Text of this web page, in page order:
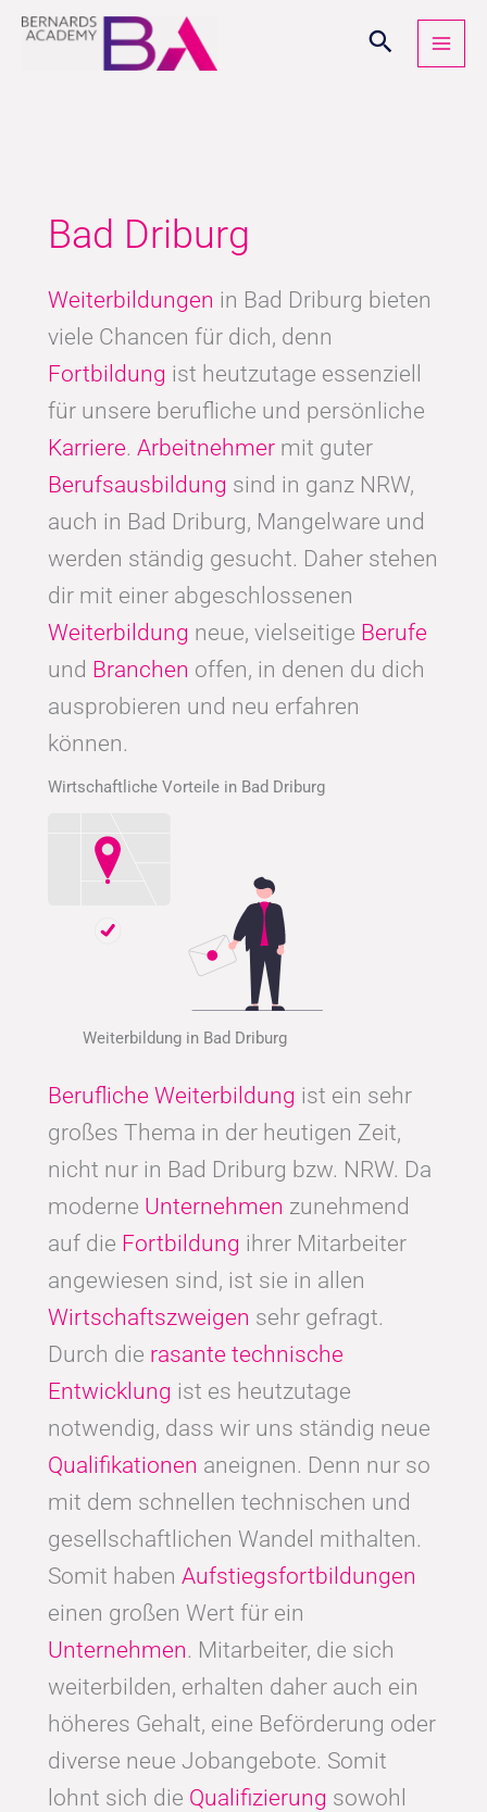
Zum
Inhalt
Bad Driburg
Weiterbildungen in Bad Driburg bieten
viele Chancen für dich, denn
Fortbildung ist heutzutage essenziell
für unsere berufliche und persönliche
Karriere. Arbeitnehmer mit guter
Berufsausbildung sind in ganz NRW,
auch in Bad Driburg, Mangelware und
werden ständig gesucht. Daher stehen
dir mit einer abgeschlossenen
Weiterbildung neue, vielseitige Berufe
und Branchen offen, in denen du dich
ausprobieren und neu erfahren
können.
Wirtschaftliche Vorteile in Bad Driburg
Weiterbildung in Bad Driburg
Berufliche Weiterbildung ist ein sehr
großes Thema in der heutigen Zeit,
nicht nur in Bad Driburg bzw. NRW. Da
moderne Unternehmen zunehmend
auf die Fortbildung ihrer Mitarbeiter
angewiesen sind, ist sie in allen
Wirtschaftszweigen sehr gefragt.
Durch die rasante technische
Entwicklung ist es heutzutage
notwendig, dass wir uns ständig neue
Qualifikationen aneignen. Denn nur so
mit dem schnellen technischen und
gesellschaftlichen Wandel mithalten.
Somit haben Aufstiegsfortbildungen
einen großen Wert für ein
Unternehmen. Mitarbeiter, die sich
weiterbilden, erhalten daher auch ein
höheres Gehalt, eine Beförderung oder
diverse neue Jobangebote. Somit
lohnt sich die Qualifizierung sowohl